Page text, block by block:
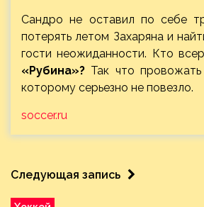
Сандро не оставил по себе
потерять летом Захаряна и
гости неожиданности. Кто
«Рубина»? Так что
которому серьезно не повезло.
soccer.ru
Следующая запись